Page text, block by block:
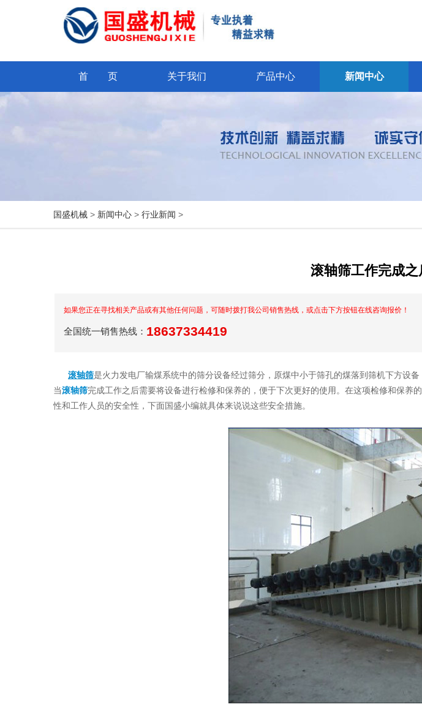
首 页 关于我们 产品中心 新闻中心
国盛机械 > 新闻中心 > 行业新闻 >
滚轴筛工作完成
如果您正在寻找相关产品或有其他任何问题，可随时拨打我公司销售热线，或点击下方按钮在线咨询报价！
全国统一销售热线： 18637334419
滚轴筛是火力发电厂输煤系统中的筛分设备经过筛分，原煤中小于筛孔的煤落到筛机下方设
当滚轴筛完成工作之后需要将设备进行检修和保养的，便于下次更好的使用。在这项检修和保
性和工作人员的安全性，下面国盛小编就具体来说说这些安全措施。